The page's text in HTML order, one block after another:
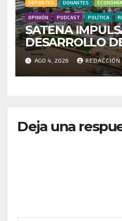
DEPORTES DONANTES ECONOMÍA
OPINIÓN PODCAST POLÍTICA
SATENA
DESARROLLO
MÁS DE 35 MIL
MOVILIZADOS Y
RUTAS
AGO 4, 2026
Deja una